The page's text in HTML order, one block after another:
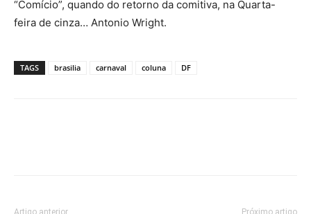
“Comício”, quando do retorno da comitiva, na Quarta-
feira de cinza… Antonio Wright.
TAGS brasilia carnaval coluna DF